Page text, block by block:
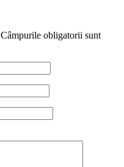
Câmpurile obligatorii sunt